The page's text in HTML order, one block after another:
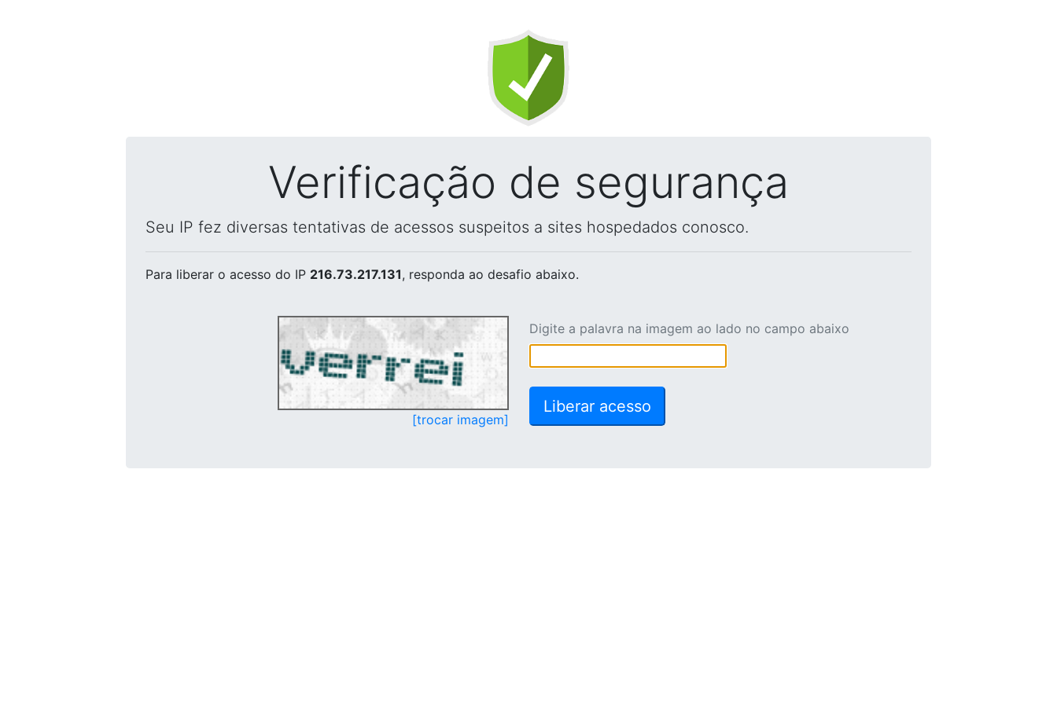
Verificação de segurança
Seu IP fez diversas tentativas de acessos suspeitos a sites hospedados conosco.
Para liberar o acesso do IP 216.73.217.131, responda ao desafio abaixo.
[trocar imagem]
Digite a palavra na imagem ao lado no campo abaixo